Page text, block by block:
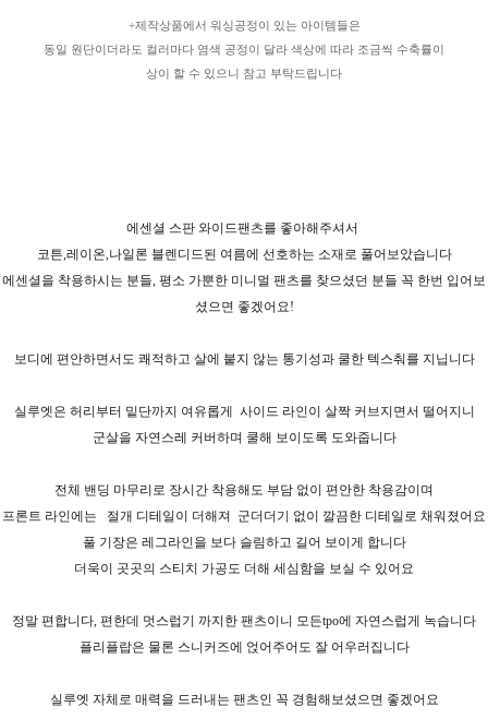
+제작상품에서 워싱공정이 있는 아이템들은
동일 원단이더라도 컬러마다 염색 공정이 달라 색상에 따라 조금씩 수축률이
상이 할 수 있으니 참고 부탁드립니다
에센셜 스판 와이드팬츠를 좋아해주셔서
코튼,레이온,나일론 블렌디드된 여름에 선호하는 소재로 풀어보았습니다
에센셜을 착용하시는 분들, 평소 가뿐한 미니멀 팬츠를 찾으셨던 분들 꼭 한번 입어보
셨으면 좋겠어요!
보디에 편안하면서도 쾌적하고 살에 붙지 않는 통기성과 쿨한 텍스춰를 지닙니다
실루엣은 허리부터 밑단까지 여유롭게
사이드 라인이 살짝 커브지면서 떨어지니
군살을 자연스레 커버하며 쿨해 보이도록 도와줍니다
전체 밴딩 마무리로 장시간 착용해도 부담 없이 편안한 착용감이며
프론트 라인에는
절개 디테일이
더해져 군더더기 없이 깔끔한 디테일로 채워졌어요
풀 기장은 레그라인을 보다 슬림하고 길어 보이게 합니다
더욱이 곳곳의 스티치 가공도 더해 세심함을 보실 수 있어요
정말 편합니다, 편한데 멋스럽기 까지한 팬츠이니 모든tpo에 자연스럽게 녹습니다
플리플랍은 물론 스니커즈에 얹어주어도 잘 어우러집니다
실루엣 자체로 매력을 드러내는 팬츠인 꼭 경험해보셨으면 좋겠어요